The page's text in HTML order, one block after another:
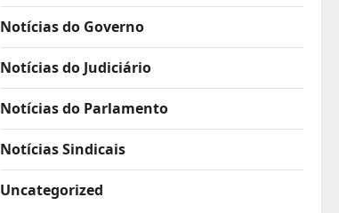
Notícias do Governo
Notícias do Judiciário
Notícias do Parlamento
Notícias Sindicais
Uncategorized